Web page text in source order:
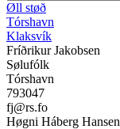
Øll støð
Tórshavn
Klaksvík
Fríðrikur Jakobsen
Sølufólk
Tórshavn
793047
fj@rs.fo
Høgni Háberg Hansen